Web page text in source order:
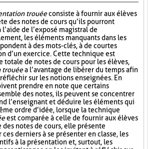
trouéeconsiste à fournir aux élèves
des notes de cours qu’ils pourront
de l’exposé magistral de
les éléments manquants dans les
à des mots-clés, à de courtes
d’un exercice. Cette technique est
totale de notes de cours pour les élèves,
trouéea l’avantage de libérer du temps afin
sur les notions enseignées. En
prendre en note que certains
des notes, ils peuvent se concentrer
l’enseignant et déduire les éléments qui
ordre d’idée, lorsque la technique
est comparée à celle de fournir aux élèves
notes de cours, elle présente
ces derniers à se présenter en classe, les
à la présentation et, surtout, les